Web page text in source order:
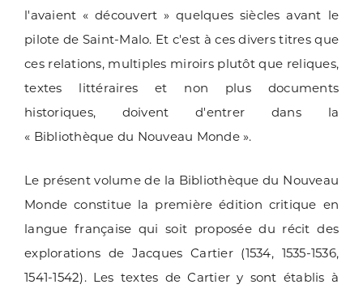
l'avaient « découvert » quelques siècles avant le
pilote de Saint-Malo. Et c'est à ces divers titres que
ces relations, multiples miroirs plutôt que reliques,
textes littéraires et non plus documents
historiques, doivent d'entrer dans la
« Bibliothèque du Nouveau Monde ».
Le présent volume de la Bibliothèque du Nouveau
Monde constitue la première édition critique en
langue française qui soit proposée du récit des
explorations de Jacques Cartier (1534, 1535-1536,
1541-1542). Les textes de Cartier y sont établis à